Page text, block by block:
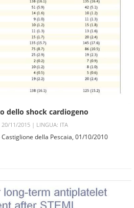
dello shock cardiogeno
20/11/2015 | LINGUA: ITA
Castiglione della Pescaia, 01/10/2010